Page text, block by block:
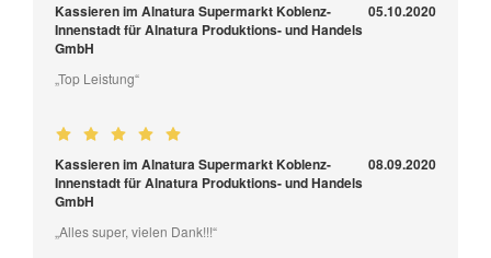
Kassieren im Alnatura Supermarkt Koblenz-
Innenstadt für Alnatura Produktions- und Handels
GmbH
05.10.2020
„Top Leistung“
Kassieren im Alnatura Supermarkt Koblenz-
Innenstadt für Alnatura Produktions- und Handels
GmbH
08.09.2020
„Alles super, vielen Dank!!!“